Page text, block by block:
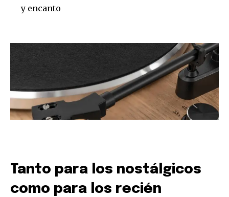
y encanto
Tanto para los nostálgicos
como para los recién